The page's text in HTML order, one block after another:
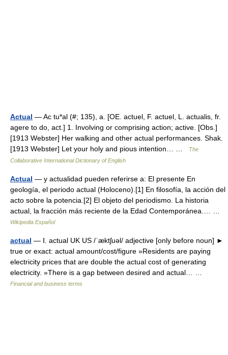
Actual — Ac tu*al (#; 135), a. [OE. actuel, F. actuel, L. actualis, fr.
agere to do, act.] 1. Involving or comprising action; active. [Obs.]
[1913 Webster] Her walking and other actual performances. Shak.
[1913 Webster] Let your holy and pious intention… …
The
Collaborative International Dictionary of English
Actual — y actualidad pueden referirse a: El presente En
geología, el periodo actual (Holoceno).[1] En filosofía, la acción del
acto sobre la potencia.[2] El objeto del periodismo. La historia
actual, la fracción más reciente de la Edad Contemporánea.… …
Wikipedia Español
actual — Ⅰ. actual UK US /ˈæktʃuəl/ adjective [only before noun] ►
true or exact: actual amount/cost/figure »Residents are paying
electricity prices that are double the actual cost of generating
electricity. »There is a gap between desired and actual… …
Financial and business terms